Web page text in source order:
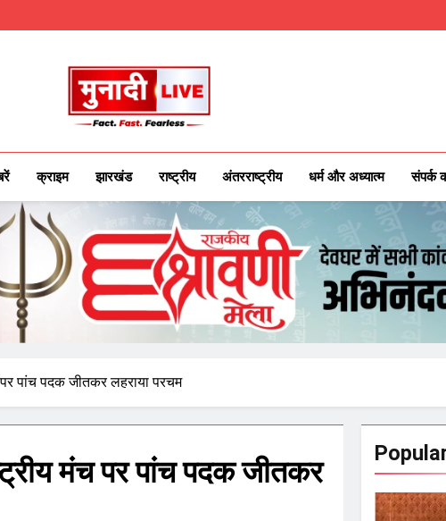
Munadilive.com
Munadi Live – Jharkhand's Leading Local News Network
क्राइम झारखंड राष्ट्रीय अंतरराष्ट्रीय धर्म और अध्यात्म संपर्क
पांच पदक जीतकर लहराया परचम
मंच पर पांच पदक जीतकर